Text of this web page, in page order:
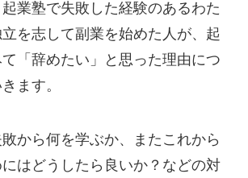
業塾で失敗した経験のあるわた
を志して副業を始めた人が、起
「辞めたい」と思った理由につ
ます。
から何を学ぶか、またこれから
はどうしたら良いか？などの対